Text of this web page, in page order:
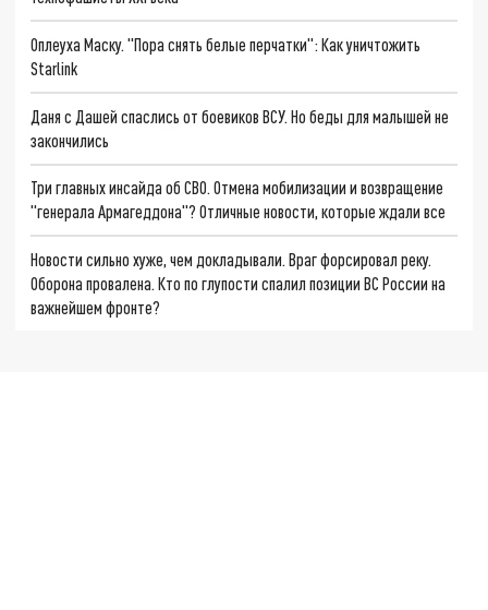
Оплеуха Маску. "Пора снять белые перчатки": Как уничтожить
Starlink
Даня с Дашей спаслись от боевиков ВСУ. Но беды для малышей не
закончились
Три главных инсайда об СВО. Отмена мобилизации и возвращение
"генерала Армагеддона"? Отличные новости, которые ждали все
Новости сильно хуже, чем докладывали. Враг форсировал реку.
Оборона провалена. Кто по глупости спалил позиции ВС России на
важнейшем фронте?